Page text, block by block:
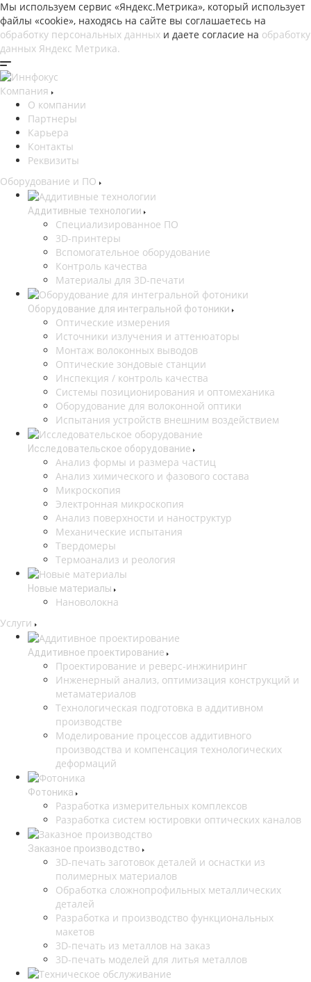
Мы используем сервис «Яндекс.Метрика», который использует
файлы «cookie», находясь на сайте вы соглашаетесь на
обработку персональных данных и даете согласие на обработку
данных Яндекс Метрика.
Компания
О компании
Партнеры
Карьера
Контакты
Реквизиты
Оборудование и ПО
Аддитивные технологии
Специализированное ПО
3D-принтеры
Вспомогательное оборудование
Контроль качества
Материалы для 3D-печати
Оборудование для интегральной фотоники
Оптические измерения
Источники излучения и аттенюаторы
Монтаж волоконных выводов
Оптические зондовые станции
Инспекция / контроль качества
Системы позиционирования и оптомеханика
Оборудование для волоконной оптики
Испытания устройств внешним воздействием
Исследовательское оборудование
Анализ формы и размера частиц
Анализ химического и фазового состава
Микроскопия
Электронная микроскопия
Анализ поверхности и наноструктур
Механические испытания
Твердомеры
Термоанализ и реология
Новые материалы
Нановолокна
Услуги
Аддитивное проектирование
Проектирование и реверс-инжиниринг
Инженерный анализ, оптимизация конструкций и
метаматериалов
Технологическая подготовка в аддитивном
производстве
Моделирование процессов аддитивного
производства и компенсация технологических
деформаций
Фотоника
Разработка измерительных комплексов
Разработка систем юстировки оптических каналов
Заказное производство
3D-печать заготовок деталей и оснастки из
полимерных материалов
Обработка сложнопрофильных металлических
деталей
Разработка и производство функциональных
макетов
3D-печать из металлов на заказ
3D-печать моделей для литья металлов